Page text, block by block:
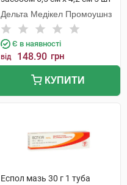
Дельта Медікел Промоушнз
Є в наявності
від 148.90 грн
КУПИТИ
Еспол мазь 30 г 1 туба